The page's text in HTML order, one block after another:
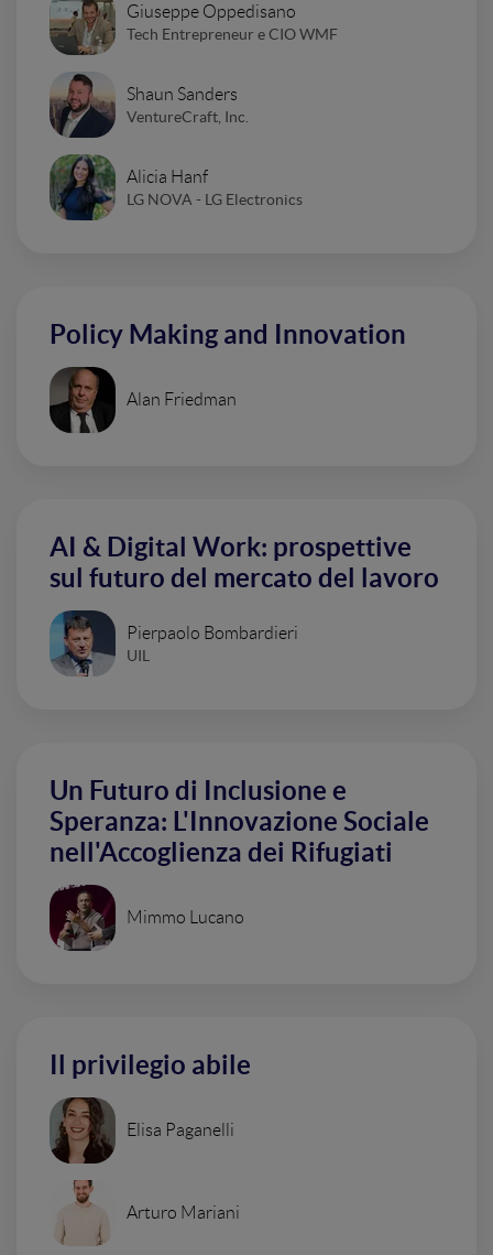
Giuseppe Oppedisano
Tech Entrepreneur e CIO WMF
Shaun Sanders
VentureCraft, Inc.
Alicia Hanf
LG NOVA - LG Electronics
Policy Making and Innovation
Alan Friedman
AI & Digital Work: prospettive
sul futuro del mercato del lavoro
Pierpaolo Bombardieri
UIL
Un Futuro di Inclusione e
Speranza: L'Innovazione Sociale
nell'Accoglienza dei Rifugiati
Mimmo Lucano
Il privilegio abile
Elisa Paganelli
Arturo Mariani